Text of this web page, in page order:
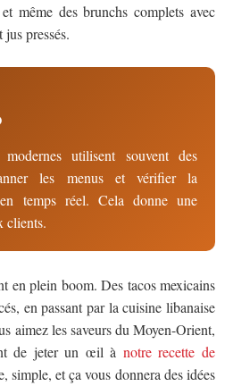
même des brunchs complets avec
pressés.
utilisent souvent des
les menus et vérifier la
temps réel. Cela donne une
clients.
en plein boom. Des tacos mexicains
en passant par la cuisine libanaise
aimez les saveurs du Moyen-Orient,
de jeter un œil à notre recette de
simple, et ça vous donnera des idées